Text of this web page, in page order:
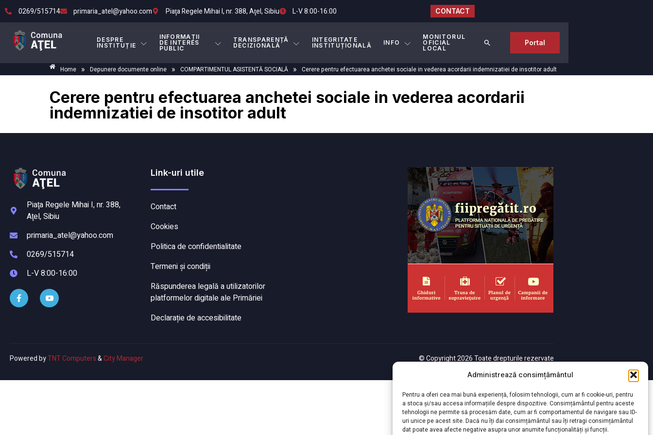
Administrează consimțământul
Pentru a oferi cea mai bună experiență, folosim tehnologii, cum ar fi cookie-uri, pentru
a stoca și/sau accesa informațiile despre dispozitive. Consimțământul pentru aceste
tehnologii ne permite să procesăm date, cum ar fi comportamentul de navigare sau ID-
uri unice pe acest site. Dacă nu îți dai consimțământul sau îți retragi consimțământul
dat poate avea afecte negative asupra unor anumite funcționalități și funcții.
0269/515714 primaria_atel@yahoo.com Piaţa Regele Mihai I, nr. 388, Aţel, Sibiu L-V 8:00-16:00 CONTACT
DESPRE
INSTITUȚIE
INFORMAȚII
DE INTERES
PUBLIC
TRANSPARENȚĂ
DECIZIONALĂ
INTEGRITATE
INSTITUȚIONALĂ
INFO
MONITORUL
OFICIAL
LOCAL
Portal
Home » Depunere documente online » COMPARTIMENTUL ASISTENTĂ SOCIALĂ » Cerere pentru efectuarea anchetei sociale in vederea acordarii indemnizatiei de insotitor adult
Cerere pentru efectuarea anchetei sociale in vederea acordarii
indemnizatiei de insotitor adult
Piaţa Regele Mihai I, nr. 388,
Aţel, Sibiu
primaria_atel@yahoo.com
0269/515714
L-V 8:00-16:00
Link-uri utile
Contact
Cookies
Politica de confidentialitate
Termeni și condiții
Răspunderea legală a utilizatorilor
platformelor digitale ale Primăriei
Declarație de accesibilitate
Powered byTNT Computers&City Manager © Copyright 2026 Toate drepturile rezervate